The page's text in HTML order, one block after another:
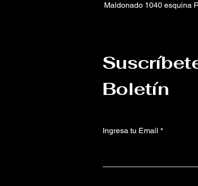
Maldonado 1040 esquina
Boletín
Ingresa tu Email